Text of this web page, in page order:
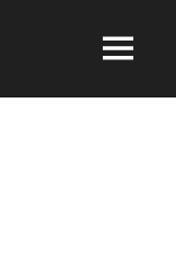
MENU